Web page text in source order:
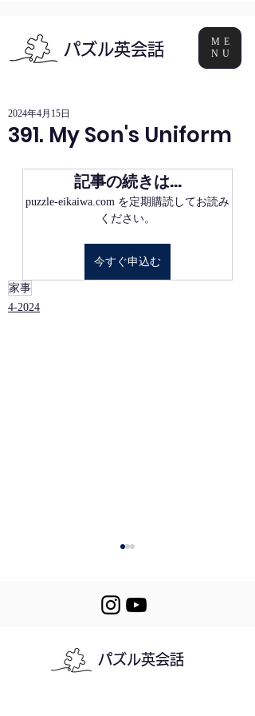
パズル英会話
ME
NU
391. My Son's Uniform
2024年4月15日
記事の続きは…
puzzle-eikaiwa.com を定期購読してお読み
ください。
今すぐ申込む
家事
4‐2024
Let's Puzzle! 393-
パズル英会話